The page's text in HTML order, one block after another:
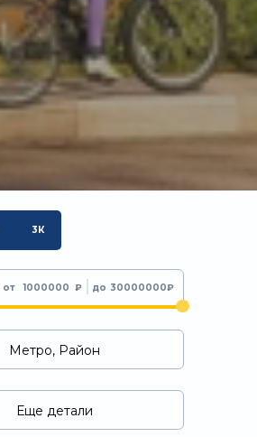
3К
от ₽ до ₽
Метро, Район
Еще детали